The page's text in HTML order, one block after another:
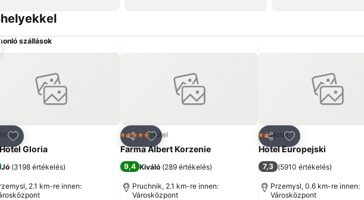
szállások
Hozzáadás a kedvencekhez
Hotel
Gloria
Jó (3198 értékelés)
2.1 km-re innen:
Megosztás
Hozzáadás a kedvencekhez
5 KategóriaHotel
Farma Albert Korzenie
9,4 Kiváló (289 értékelés)
Pruchnik, 2.1 km-re innen:
Városközpont
Megosztás
Hozzáadás a
2 Kategória
Hotel
Hotel Europejski
7,3 (5910 értékelés)
Przemysl, 0.6 km-re innen:
Városközpont